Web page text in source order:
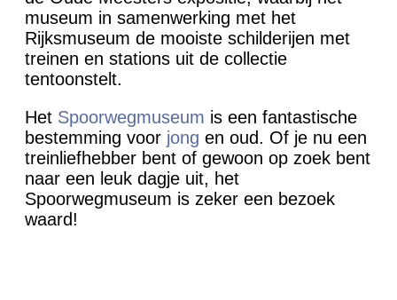
museum in samenwerking met het
Rijksmuseum de mooiste schilderijen met
treinen en stations uit de collectie
tentoonstelt.
Het Spoorwegmuseum is een fantastische
bestemming voor jong en oud. Of je nu een
treinliefhebber bent of gewoon op zoek bent
naar een leuk dagje uit, het
Spoorwegmuseum is zeker een bezoek
waard!